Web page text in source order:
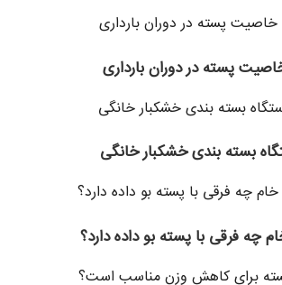
بسته بندی خشکبار خانگی
چه فرقی با پسته بو داده دارد؟